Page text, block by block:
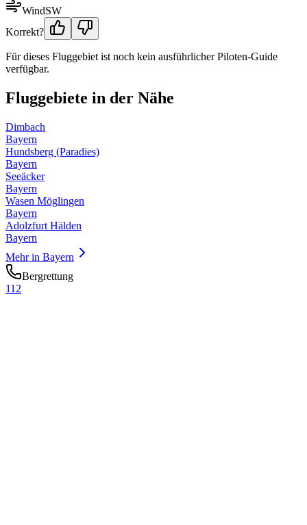
WindSW
Korrekt?
Für dieses Fluggebiet ist noch kein ausführlicher Piloten-Guide
verfügbar.
Fluggebiete in der Nähe
Dimbach
Bayern
Hundsberg (Paradies)
Bayern
Seeäcker
Bayern
Wasen Möglingen
Bayern
Adolzfurt Hälden
Bayern
Mehr in Bayern
Bergrettung
112